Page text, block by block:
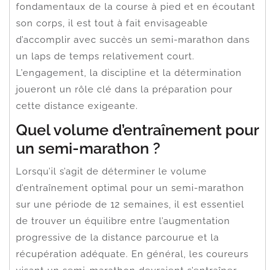
fondamentaux de la course à pied et en écoutant
son corps, il est tout à fait envisageable
d’accomplir avec succès un semi-marathon dans
un laps de temps relativement court.
L’engagement, la discipline et la détermination
joueront un rôle clé dans la préparation pour
cette distance exigeante.
Quel volume d’entraînement pour
un semi-marathon ?
Lorsqu’il s’agit de déterminer le volume
d’entraînement optimal pour un semi-marathon
sur une période de 12 semaines, il est essentiel
de trouver un équilibre entre l’augmentation
progressive de la distance parcourue et la
récupération adéquate. En général, les coureurs